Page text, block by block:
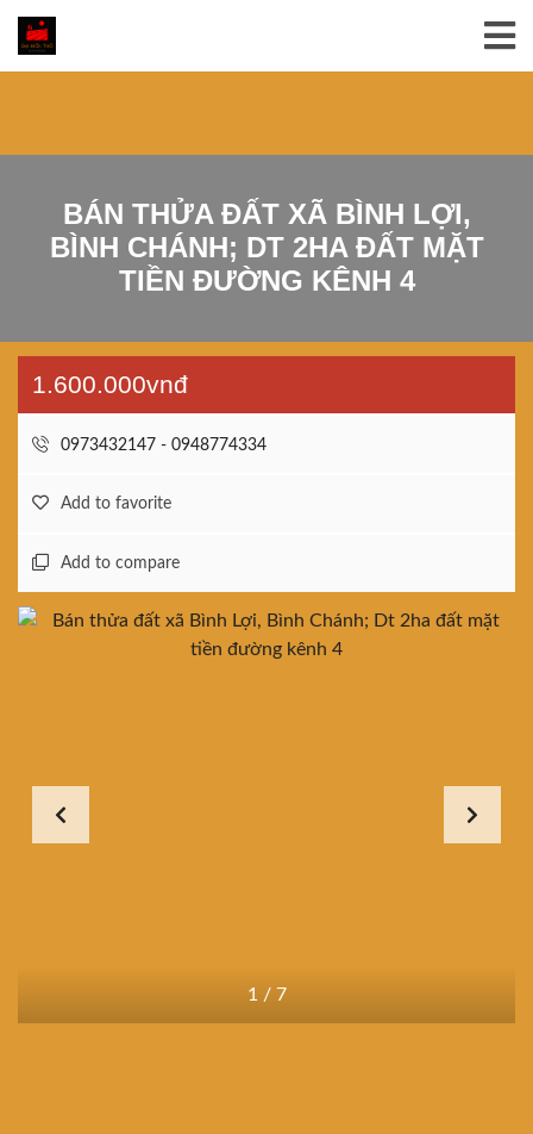
BÁN THỬA ĐẤT XÃ BÌNH LỢI,
BÌNH CHÁNH; DT 2HA ĐẤT MẶT
TIỀN ĐƯỜNG KÊNH 4
1.600.000vnđ
0973432147 - 0948774334
Add to favorite
Add to compare
1 / 7